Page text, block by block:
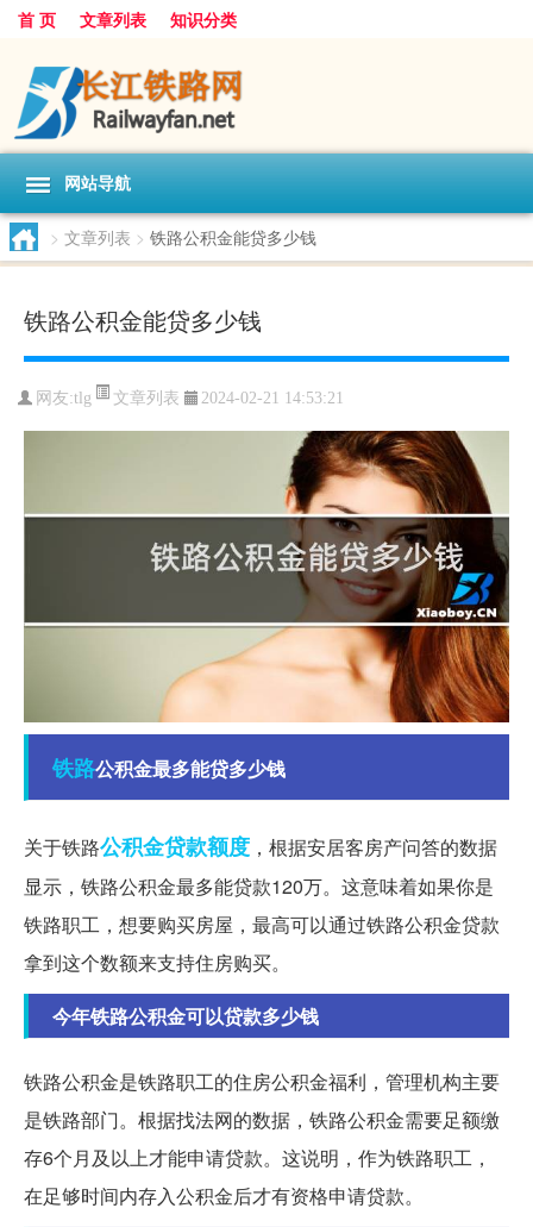
首 页 文章列表 知识分类
网站导航
> 文章列表 > 铁路公积金能贷多少钱
铁路公积金能贷多少钱
网友:tlg 文章列表 2024-02-21 14:53:21
铁路公积金最多能贷多少钱
关于铁路公积金贷款额度 ，根据安居客房产问答的数据
显示，铁路公积金最多能贷款120万。这意味着如果你是
铁路职工，想要购买房屋，最高可以通过铁路公积金贷款
拿到这个数额来支持住房购买。
今年铁路公积金可以贷款多少钱
铁路公积金是铁路职工的住房公积金福利，管理机构主要
是铁路部门。根据找法网的数据，铁路公积金需要足额缴
存6个月及以上才能申请贷款。这说明，作为铁路职工，
在足够时间内存入公积金后才有资格申请贷款。